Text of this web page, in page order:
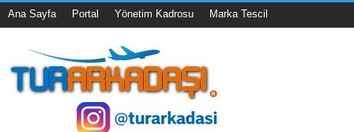
Ana Sayfa Portal Yönetim Kadrosu Marka Tescil